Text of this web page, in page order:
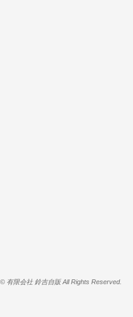
© 有限会社 鈴吉自販 All Rights Reserved.